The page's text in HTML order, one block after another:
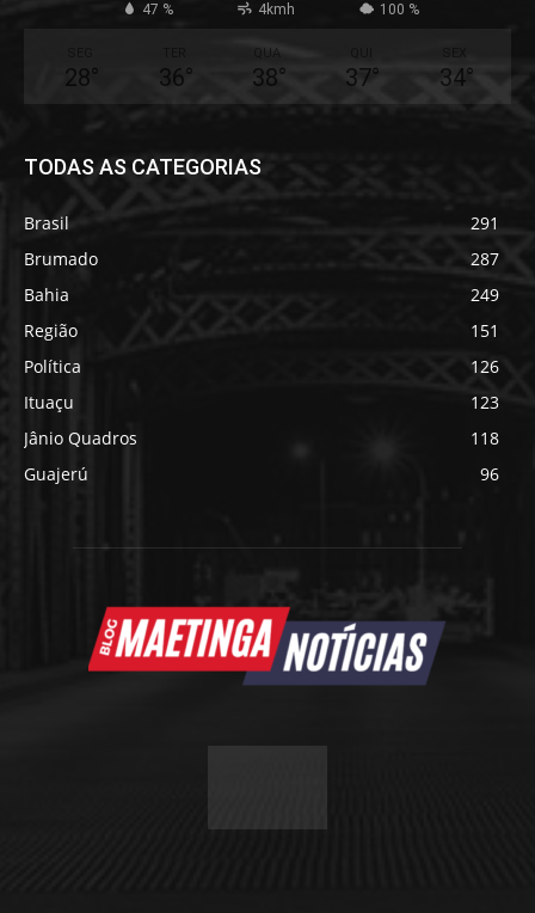
47 % 4kmh 100 %
28° 36°
QUA
38° 37° 34°
TODAS AS CATEGORIAS
Brasil
291
Brumado
287
Bahia
249
Região
151
Política
126
Ituaçu
123
Jânio Quadros
118
Guajerú
96